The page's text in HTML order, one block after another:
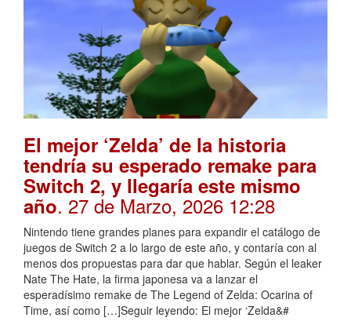
El mejor ‘Zelda’ de la historia
tendría su esperado remake para
Switch 2, y llegaría este mismo
año. 27 de Marzo, 2026 12:28
Nintendo tiene grandes planes para expandir el catálogo de
juegos de Switch 2 a lo largo de este año, y contaría con al
menos dos propuestas para dar que hablar. Según el leaker
Nate The Hate, la firma japonesa va a lanzar el
esperadísimo remake de The Legend of Zelda: Ocarina of
Time, así como […]Seguir leyendo: El mejor ‘Zelda&#